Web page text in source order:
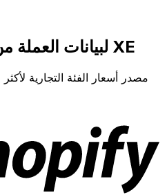
واجهة البرامج API لبيانات العملة من XE